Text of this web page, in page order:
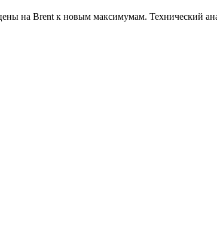
на Brent к новым максимумам. Технический